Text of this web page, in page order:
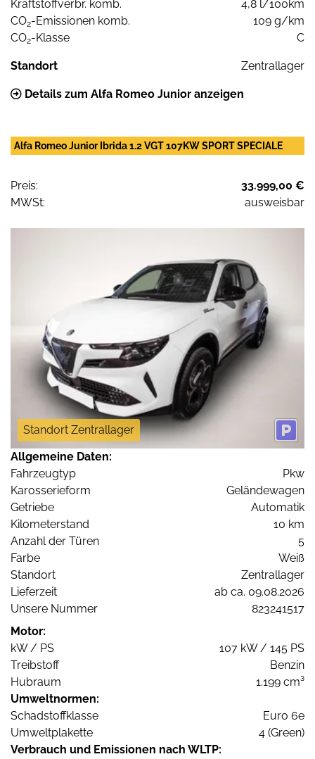
Kraftstoffverbr. komb.
4,8 l/100km
CO2-Emissionen komb.
109 g/km
CO2-Klasse C
Standort Zentrallager
Details zum Alfa Romeo Junior anzeigen
Alfa Romeo Junior Ibrida 1.2 VGT 107KW SPORT SPECIALE
Preis:
33.999,00 €
MWSt:
ausweisbar
Standort Zentrallager
Allgemeine Daten:
Fahrzeugtyp
Pkw
Karosserieform
Geländewagen
Getriebe
Automatik
Kilometerstand
10 km
Anzahl der Türen
5
Farbe
Weiß
Standort
Zentrallager
Lieferzeit
ab ca. 09.08.2026
Unsere Nummer
823241517
Motor:
kW / PS
107 kW / 145 PS
Treibstoff
Benzin
Hubraum
1.199 cm³
Umweltnormen:
Schadstoffklasse
Euro 6e
Umweltplakette
4 (Green)
Verbrauch und Emissionen nach WLTP: